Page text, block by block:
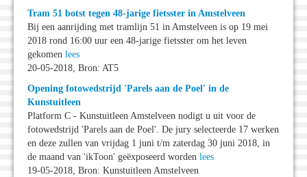
Tram 51 botst tegen 48-jarige fietsster in Amstelveen
Bij een aanrijding met tramlijn 51 in Amstelveen is op 19 mei
2018 rond 16:00 uur een 48-jarige fietsster om het leven
gekomen lees
20-05-2018, Bron: AT5
Opening fotowedstrijd 'Parels aan de Poel' in de
Kunstuitleen
Platform C - Kunstuitleen Amstelveen nodigt u uit voor de
fotowedstrijd 'Parels aan de Poel'. De jury selecteerde 17 werken
en deze zullen van vrijdag 1 juni t/m zaterdag 30 juni 2018, in
de maand van 'ikToon' geëxposeerd worden lees
19-05-2018, Bron: Kunstuitleen Amstelveen